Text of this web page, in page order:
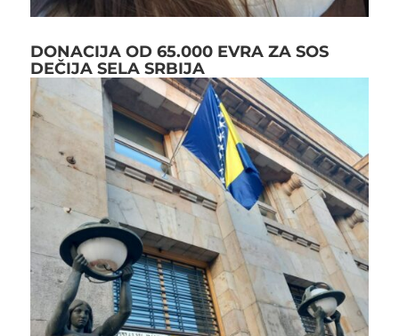
DONACIJA OD 65.000 EVRA ZA SOS
DEČIJA SELA SRBIJA